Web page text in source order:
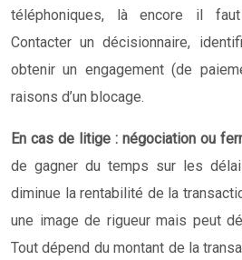
téléphoniques, là encore il
Contacter un décisionnaire,
obtenir un engagement (de
raisons d’un blocage.
En cas de litige : négociation ou
de gagner du temps sur les
diminue la rentabilité de la
une image de rigueur mais peut
Tout dépend du montant de la